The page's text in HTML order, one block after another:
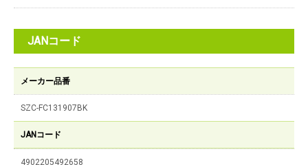
JANコード
メーカー品番
SZC-FC131907BK
JANコード
4902205492658